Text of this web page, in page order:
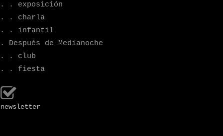
. . exposición
. . charla
. . infantil
. Después de Medianoche
. . club
. . fiesta
newsletter